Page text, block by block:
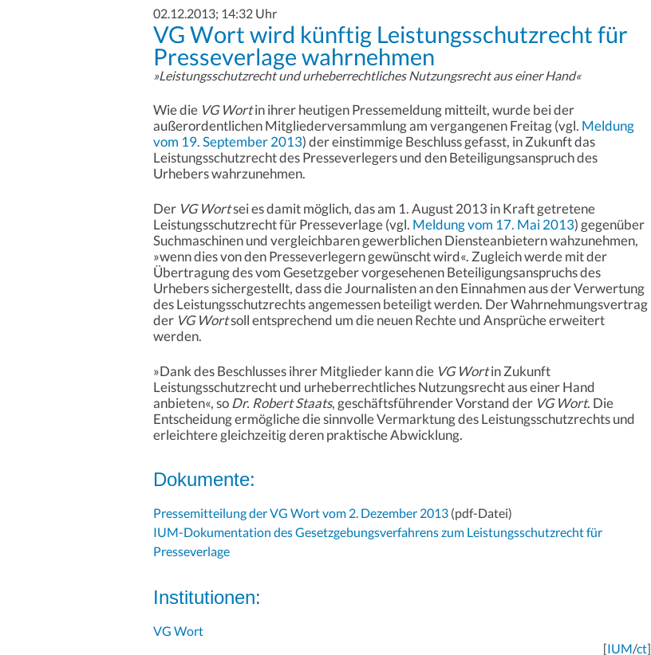
02.12.2013; 14:32 Uhr
VG Wort wird künftig Leistungsschutzrecht für
Presseverlage wahrnehmen
»Leistungsschutzrecht und urheberrechtliches Nutzungsrecht aus einer Hand«
Wie die VG Wortin ihrer heutigen Pressemeldung mitteilt, wurde bei der
außerordentlichen Mitgliederversammlung am vergangenen Freitag (vgl. Meldung
vom 19. September 2013) der einstimmige Beschluss gefasst, in Zukunft das
Leistungsschutzrecht des Presseverlegers und den Beteiligungsanspruch des
Urhebers wahrzunehmen.
Der VG Wortsei es damit möglich, das am 1. August 2013 in Kraft getretene
Leistungsschutzrecht für Presseverlage (vgl. Meldung vom 17. Mai 2013) gegenüber
Suchmaschinen und vergleichbaren gewerblichen Diensteanbietern wahzunehmen,
»wenn dies von den Presseverlegern gewünscht wird«. Zugleich werde mit der
Übertragung des vom Gesetzgeber vorgesehenen Beteiligungsanspruchs des
Urhebers sichergestellt, dass die Journalisten an den Einnahmen aus der Verwertung
des Leistungsschutzrechts angemessen beteiligt werden. Der Wahrnehmungsvertrag
der VG Wortsoll entsprechend um die neuen Rechte und Ansprüche erweitert
werden.
»Dank des Beschlusses ihrer Mitglieder kann die VG Wortin Zukunft
Leistungsschutzrecht und urheberrechtliches Nutzungsrecht aus einer Hand
anbieten«, soDr. Robert Staats, geschäftsführender Vorstand der VG Wort. Die
Entscheidung ermögliche die sinnvolle Vermarktung des Leistungsschutzrechts und
erleichtere gleichzeitig deren praktische Abwicklung.
Dokumente:
Pressemitteilung der VG Wort vom 2. Dezember 2013 (pdf-Datei)
IUM-Dokumentation des Gesetzgebungsverfahrens zum Leistungsschutzrecht für
Presseverlage
Institutionen:
VG Wort
[IUM/ct]